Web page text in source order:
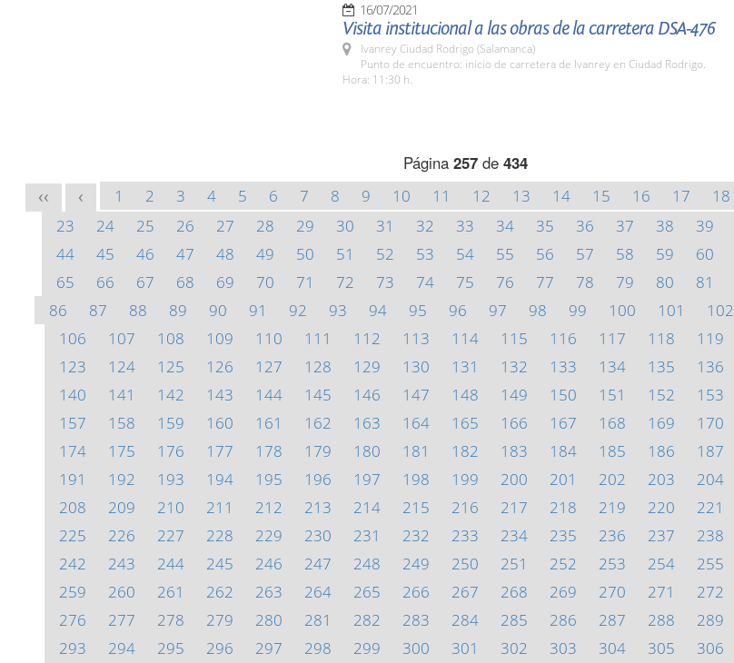
16/07/2021
Visita institucional a las obras de la carretera DSA-476
Ivanrey Ciudad Rodrigo (Salamanca)
Punto de encuentro: inicio de carretera de Ivanrey en Ciudad Rodrigo.
Hora: 11:30 h.
Página 257de 434
<< < 1 2 3 4 5 6 7 8 9 10 11 12 13 14 15 16 17 18
23
24 25 26 27 28 29 30 31 32 33 34 35 36 37 38 39
44
45 46 47 48 49 50 51 52 53 54 55 56 57 58 59 60
65
66 67 68 69 70 71 72 73 74 75 76 77 78 79 80 81
86
87 88 89 90 91 92 93 94 95 96 97 98 99 100 101 102
106
107 108 109 110 111 112 113 114 115 116 117 118 119
123
124 125 126 127 128 129 130 131 132 133 134 135 136
140
141 142 143 144 145 146 147 148 149 150 151 152 153
157
158 159 160 161 162 163 164 165 166 167 168 169 170
174
175 176 177 178 179 180 181 182 183 184 185 186 187
191
192 193 194 195 196 197 198 199 200 201 202 203 204
208
209 210 211 212 213 214 215 216 217 218 219 220 221
225
226 227 228 229 230 231 232 233 234 235 236 237 238
242
243 244 245 246 247 248 249 250 251 252 253 254 255
259
260 261 262 263 264 265 266 267 268 269 270 271 272
276
277 278 279 280 281 282 283 284 285 286 287 288 289
293
294 295 296 297 298 299 300 301 302 303 304 305 306